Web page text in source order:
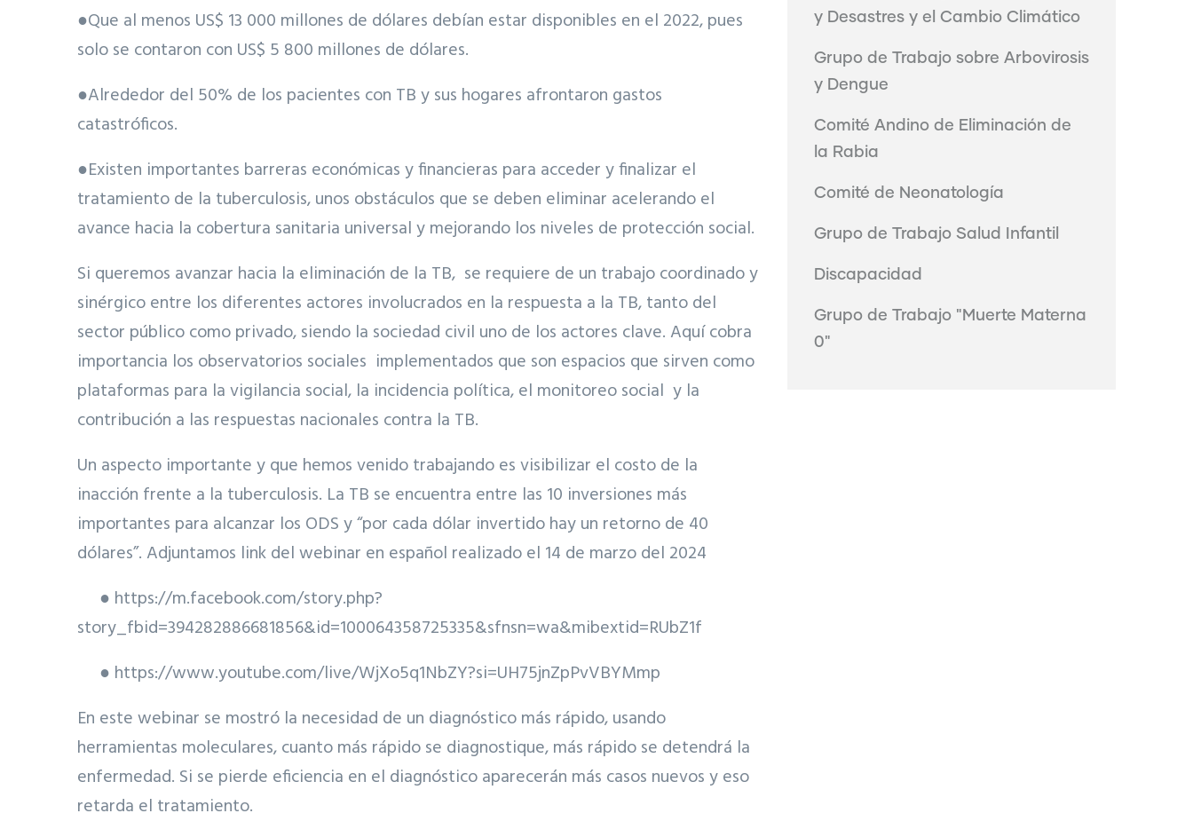
●Que al menos US$ 13 000 millones de dólares debían estar disponibles en el 2022, pues
solo se contaron con US$ 5 800 millones de dólares.
●Alrededor del 50% de los pacientes con TB y sus hogares afrontaron gastos
catastróficos.
●Existen importantes barreras económicas y financieras para acceder y finalizar el
tratamiento de la tuberculosis, unos obstáculos que se deben eliminar acelerando el
avance hacia la cobertura sanitaria universal y mejorando los niveles de protección social.
Si queremos avanzar hacia la eliminación de la TB, se requiere de un trabajo coordinado y
sinérgico entre los diferentes actores involucrados en la respuesta a la TB, tanto del
sector público como privado, siendo la sociedad civil uno de los actores clave. Aquí cobra
importancia los observatorios sociales implementados que son espacios que sirven como
plataformas para la vigilancia social, la incidencia política, el monitoreo social y la
contribución a las respuestas nacionales contra la TB.
Un aspecto importante y que hemos venido trabajando es visibilizar el costo de la
inacción frente a la tuberculosis. La TB se encuentra entre las 10 inversiones más
importantes para alcanzar los ODS y “por cada dólar invertido hay un retorno de 40
dólares”. Adjuntamos link del webinar en español realizado el 14 de marzo del 2024
● https://m.facebook.com/story.php?
story_fbid=394282886681856&id=100064358725335&sfnsn=wa&mibextid=RUbZ1f
● https://www.youtube.com/live/WjXo5q1NbZY?si=UH75jnZpPvVBYMmp
En este webinar se mostró la necesidad de un diagnóstico más rápido, usando
herramientas moleculares, cuanto más rápido se diagnostique, más rápido se detendrá la
enfermedad. Si se pierde eficiencia en el diagnóstico aparecerán más casos nuevos y eso
retarda el tratamiento.
y Desastres y el Cambio Climático
Grupo de Trabajo sobre Arbovirosis
y Dengue
Comité Andino de Eliminación de
la Rabia
Comité de Neonatología
Grupo de Trabajo Salud Infantil
Discapacidad
Grupo de Trabajo "Muerte Materna
0"